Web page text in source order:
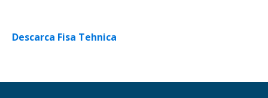
Descarca Fisa Tehnica